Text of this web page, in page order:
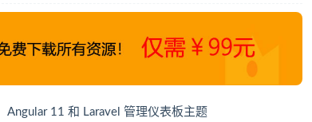
11 和 Laravel 管理仪表板主题